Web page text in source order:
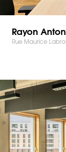
Rayon
Rue Maurice